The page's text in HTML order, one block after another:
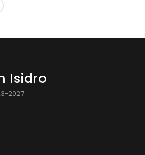
Isidro
2027